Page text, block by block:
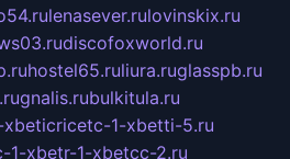
lenasever.rulovinskix.ru
discofoxworld.ru
hostel65.ruliura.ruglasspb.ru
gnalis.rubulkitula.ru
xbeticricetc-1-xbetti-5.ru
1-xbetr-1-xbetcc-2.ru